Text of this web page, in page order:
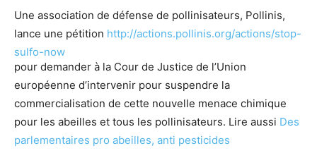
Une association de défense de pollinisateurs, Pollinis,
lance une pétition http://actions.pollinis.org/actions/stop-
sulfo-now
pour demander à la Cour de Justice de l’Union
européenne d’intervenir pour suspendre la
commercialisation de cette nouvelle menace chimique
pour les abeilles et tous les pollinisateurs. Lire aussi Des
parlementaires pro abeilles, anti pesticides